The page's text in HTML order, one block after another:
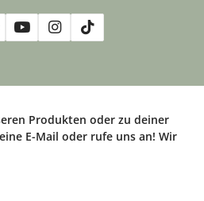
Produkten oder zu deiner
E-Mail oder rufe uns an! Wir